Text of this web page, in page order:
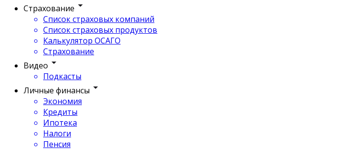
Страхование
Список страховых компаний
Список страховых продуктов
Калькулятор ОСАГО
Страхование
Видео
Подкасты
Личные финансы
Экономия
Кредиты
Ипотека
Налоги
Пенсия